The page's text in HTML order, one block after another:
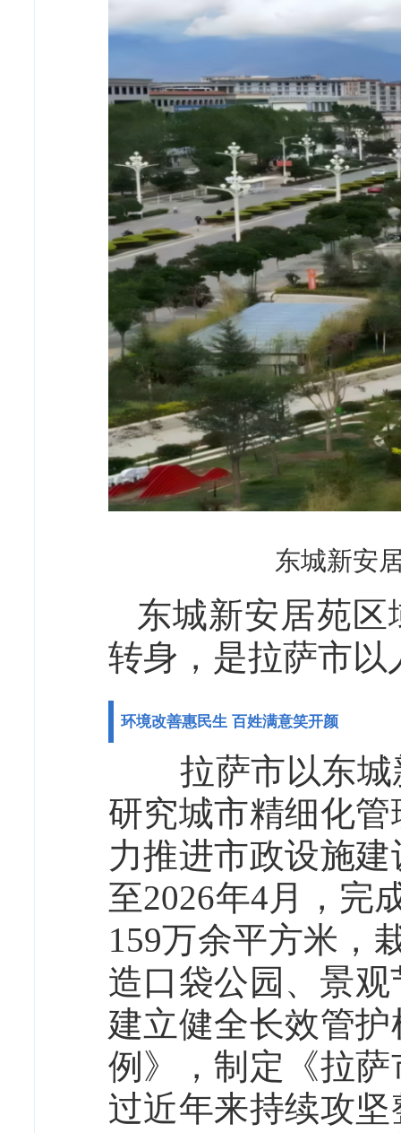
东城新安
东城新安居苑区
转身，是拉萨市
环境改善惠民生 百姓满意笑开颜
拉萨市以东城
研究城市精细化
力推进市政设施
至2026年4月，完
159万余平方米，
造口袋公园、景
建立健全长效管
例》，制定《拉
过近年来持续攻